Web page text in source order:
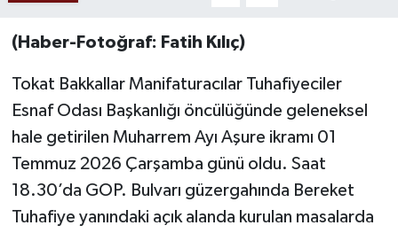
(Haber-Fotoğraf: Fatih Kılıç)
Tokat Bakkallar Manifaturacılar Tuhafiyeciler
Esnaf Odası Başkanlığı öncülüğünde geleneksel
hale getirilen Muharrem Ayı Aşure ikramı 01
Temmuz 2026 Çarşamba günü oldu. Saat
18.30’da GOP. Bulvarı güzergahında Bereket
Tuhafiye yanındaki açık alanda kurulan masalarda